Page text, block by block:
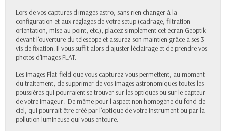
Lors de vos captures d'images astro, sans rien changer à la
configuration et aux réglages de votre setup (cadrage, filtration
orientation, mise au point, etc.), placez simplement cet écran Geoptik
devant l'ouverture du télescope et assurez son maintien grâce à ses 3
vis de fixation. Il vous suffit alors d'ajuster l'éclairage et de prendre vos
photos d'images FLAT.
Les images Flat-field que vous capturez vous permettent, au moment
du traitement, de supprimer de vos images astronomiques toutes les
poussières qui pourraient se trouver sur les optiques ou sur le capteur
de votre imageur. De même pour l'aspect non homogène du fond de
ciel, qui pourrait être créé par l'optique de votre instrument ou par la
pollution lumineuse qui vous entoure.